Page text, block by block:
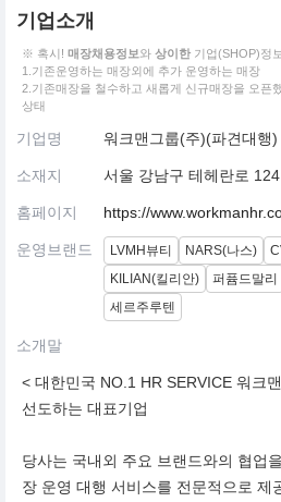
기업소개
※ 혹시! 매장채용정보와 상이한 기업(SHOP)정
1.기존운영하는 매장외에 추가 운영하는 매장
2.기존매장을 철수하고 새롭게 신규매장을 오픈
상태
기업명 워크맨그룹(주)(파견대행)
소재지 서울 강남구 테헤란로
홈페이지 https://
운영브랜드 LVMH뷰티 NARS(나스)
KILIAN(킬리안)
퍼퓸드말리
세르주루텐
소개말
< 대한민국 NO.1 HR SERVICE 워크
선도하는 대표기업
당사는 국내외 주요 브랜드와의 협업
장 운영 대행 서비스를 전문적으로 제